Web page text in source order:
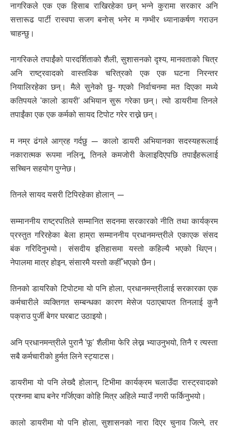
नागरिकले एक एक हिसाब राखिरहेका छन् भन्ने कुरामा सरकार अनि
सत्तारूढ पार्टी रास्वपा सजग बनोस् भनेर म गम्भीर ध्यानाकर्षण गराउन
चाहन्छु।
नागरिकले तपाईंको पारदर्शिताको शैली, सुशासनको दृश्य, मानवताको चित्र
अनि राष्ट्रवादको वास्तविक चरित्रको एक एक घटना निरन्तर
नियालिरहेका छन्। मैले सुनेको छु- गएको निर्वाचनमा मत दिएका मध्ये
कतिपयले ‘कालो डायरी’ अभियान सुरू गरेका छन्। त्यो डायरीमा तिनले
तपाईंका एक एक कर्मको सायद टिपोट गरेर राख्ने छन्।
म नम्र ढंगले आग्रह गर्दछु — कालो डायरी अभियानका सदस्यहरूलाई
नकारात्मक रूपमा नलिनू, तिनले कमजोरी केलाइदिएपछि तपाईंहरूलाई
सच्चिन सहयोग पुग्नेछ।
तिनले सायद यसरी टिपिरहेका होलान् —
सम्माननीय राष्ट्रपतिले सम्मानित सदनमा सरकारको नीति तथा कार्यक्रम
प्रस्तुत गरिरहेका बेला हाम्रा सम्माननीय प्रधानमन्त्रीले एकाएक संसद
बंक गरिदिनुभयो। संसदीय इतिहासमा यस्तो कहिल्यै भएको थिएन।
नेपालमा मात्र होइन, संसारमै यस्तो कहीँ भएको छैन।
तिनको डायरिको टिपोटमा यो पनि होला, प्रधानमन्त्रीलाई सरकारका एक
कर्मचारीले व्यक्तिगत सम्बन्धका कारण मेसेज पठाएबापत तिनलाई कुनै
पक्राउ पुर्जी बेगर घरबाट उठाइयो।
अनि प्रधानमन्त्रीले पुरानै ‘फू’ शैलीमा फेरि लेख्न भ्याउनुभयो, तिनै र त्यस्ता
सबै कर्मचारीको हुर्मत लिने स्ट्याटस।
डायरीमा यो पनि लेख्दै होलान्, टिभीमा कार्यक्रम चलाउँदा रास्ट्रवादको
प्रश्नमा बाघ बनेर गर्जिएका कोहि मित्र अहिले म्याउँ नगरी फर्किनुभयो।
कालो डायरीमा यो पनि होला, सुशासनको नारा दिएर चुनाव जित्ने, तर